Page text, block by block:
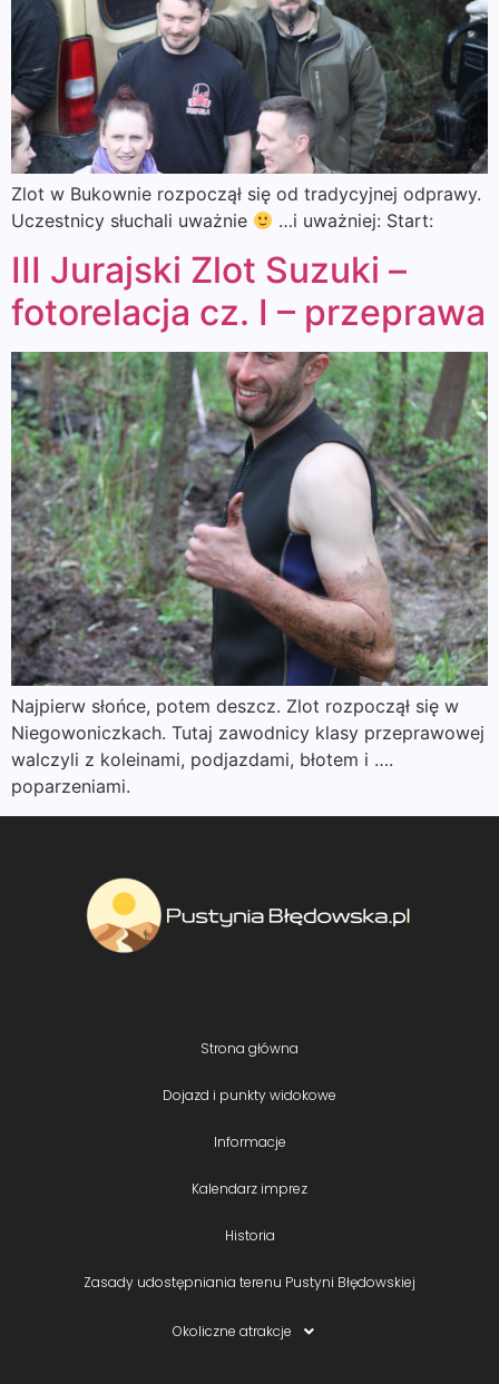
Zlot w Bukownie rozpoczął się od tradycyjnej odprawy.
Uczestnicy słuchali uważnie
…i uważniej: Start:
III Jurajski Zlot Suzuki –
fotorelacja cz. I – przeprawa
Najpierw słońce, potem deszcz. Zlot rozpoczął się w
Niegowoniczkach. Tutaj zawodnicy klasy przeprawowej
walczyli z koleinami, podjazdami, błotem i ….
poparzeniami.
Strona główna
Dojazd i punkty widokowe
Informacje
Kalendarz imprez
Historia
Zasady udostępniania terenu Pustyni Błędowskiej
Okoliczne atrakcje